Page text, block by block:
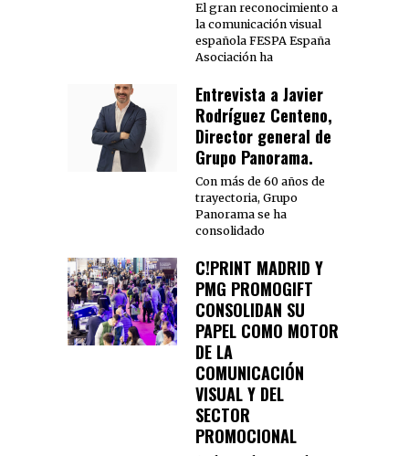
El gran reconocimiento a
la comunicación visual
española FESPA España
Asociación ha
Entrevista a Javier
Rodríguez Centeno,
Director general de
Grupo Panorama.
Con más de 60 años de
trayectoria, Grupo
Panorama se ha
consolidado
C!PRINT MADRID Y
PMG PROMOGIFT
CONSOLIDAN SU
PAPEL COMO MOTOR
DE LA
COMUNICACIÓN
VISUAL Y DEL
SECTOR
PROMOCIONAL